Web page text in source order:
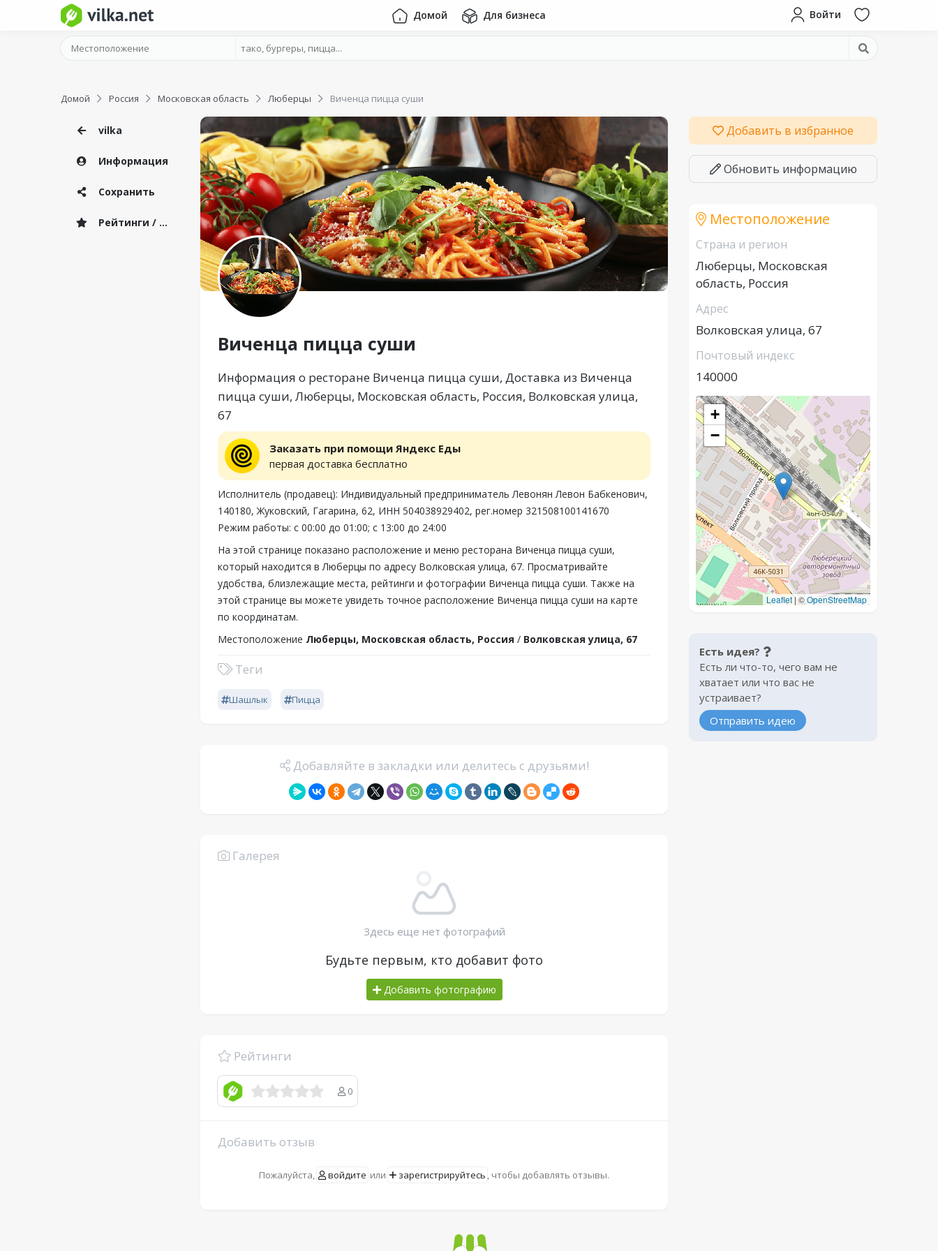
Домой Для бизнеса Войти
Домой Россия Московская область Люберцы Виченца пицца суши
vilka
Информация
Сохранить
Рейтинги / Отзывы
Виченца пицца суши
Информация о ресторане Виченца пицца суши, Доставка из Виченца
пицца суши, Люберцы, Московская область, Россия, Волковская улица,
67
Заказать при помощи Яндекс Еды
первая доставка бесплатно
Исполнитель (продавец): Индивидуальный предприниматель Левонян Левон Бабкенович,
140180, Жуковский, Гагарина, 62, ИНН 504038929402, рег.номер 321508100141670
Режим работы: с 00:00 до 01:00; с 13:00 до 24:00
На этой странице показано расположение и меню ресторана Виченца пицца суши,
который находится в Люберцы по адресу Волковская улица, 67. Просматривайте
удобства, близлежащие места, рейтинги и фотографии Виченца пицца суши. Также на
этой странице вы можете увидеть точное расположение Виченца пицца суши на карте
по координатам.
Местоположение Люберцы, Московская область, Россия / Волковская улица, 67
Теги
Шашлык Пицца
Добавляйте в закладки или делитесь с друзьями!
Галерея
Здесь еще нет фотографий
Будьте первым, кто добавит фото
Добавить фотографию
Рейтинги
0
Добавить отзыв
Пожалуйста, войдите или зарегистрируйтесь , чтобы добавлять отзывы.
Добавить в избранное
Обновить информацию
Местоположение
Страна и регион
Люберцы, Московская
область, Россия
Адрес
Волковская улица, 67
Почтовый индекс
140000
+
−
Leaflet|©OpenStreetMap
Есть идея?
Есть ли что-то, чего вам не
хватает или что вас не
устраивает?
Отправить идею